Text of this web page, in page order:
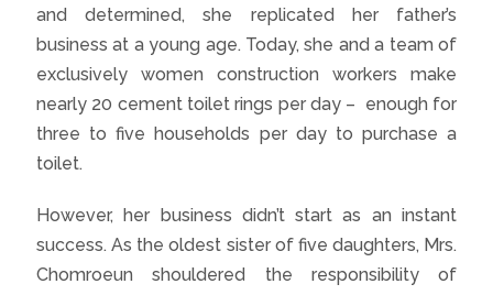
and determined, she replicated her father’s
business at a young age. Today, she and a team of
exclusively women construction workers make
nearly 20 cement toilet rings per day – enough for
three to five households per day to purchase a
toilet.
However, her business didn’t start as an instant
success. As the oldest sister of five daughters, Mrs.
Chomroeun shouldered the responsibility of